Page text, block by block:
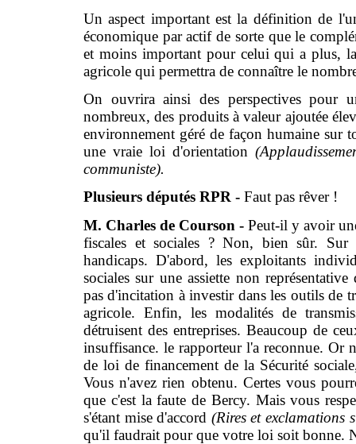
Un aspect important est la définition de
économique par actif de sorte que le
et moins important pour celui qui a plus,
agricole qui permettra de connaître le
On ouvrira ainsi des perspectives pour
nombreux, des produits à valeur ajoutée
environnement géré de façon humaine sur
une vraie loi d'orientation
communiste).
Plusieurs députés RPR - Faut pas rêver !
M. Charles de Courson -Peut-il y avoir
fiscales et sociales ? Non, bien sûr.
handicaps. D'abord, les exploitants
sociales sur une assiette non
pas d'incitation à investir dans les outils de
agricole. Enfin, les modalités de
détruisent des entreprises. Beaucoup de
insuffisance. le rapporteur l'a reconnue.
de loi de financement de la Sécurité
Vous n'avez rien obtenu. Certes vous
que c'est la faute de Bercy. Mais vous
s'étant mise d'accord (Rires et exclamations
qu'il faudrait pour que votre loi soit bonne.